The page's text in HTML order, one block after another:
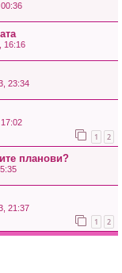
16:16
23:34
1 2
планови?
21:37
1 2